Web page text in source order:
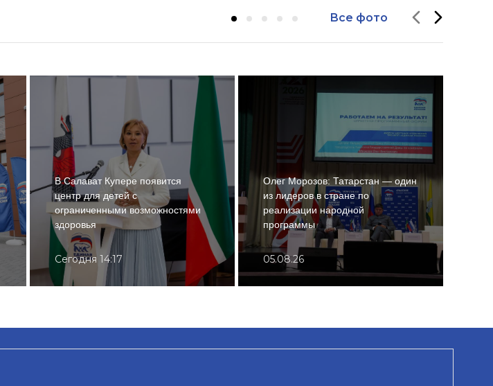
Все фото
В Салават Купере появится
центр для детей с
ограниченными возможностями
здоровья
Сегодня 14:17
Олег Морозов: Татарстан — один
из лидеров в стране по
реализации народной
программы
05.08.26